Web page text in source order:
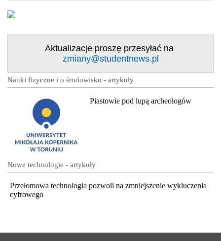
Aktualizacje proszę przesyłać na
zmiany@studentnews.pl
Nauki fizyczne i o środowisku - artykuły
Piastowie pod lupą archeologów
Nowe technologie - artykuły
Przełomowa technologia pozwoli na zmniejszenie wykluczenia
cyfrowego